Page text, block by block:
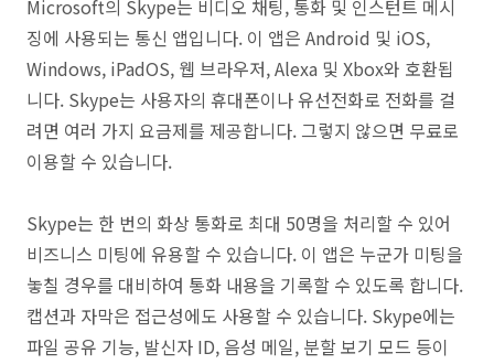
Microsoft의 Skype는 비디오 채팅, 통화 및 인스턴트 메시
징에 사용되는 통신 앱입니다. 이 앱은 Android 및 iOS,
Windows, iPadOS, 웹 브라우저, Alexa 및 Xbox와 호환됩
니다. Skype는 사용자의 휴대폰이나 유선전화로 전화를 걸
려면 여러 가지 요금제를 제공합니다. 그렇지 않으면 무료로
이용할 수 있습니다.
Skype는 한 번의 화상 통화로 최대 50명을 처리할 수 있어
비즈니스 미팅에 유용할 수 있습니다. 이 앱은 누군가 미팅을
놓칠 경우를 대비하여 통화 내용을 기록할 수 있도록 합니다.
캡션과 자막은 접근성에도 사용할 수 있습니다. Skype에는
파일 공유 기능, 발신자 ID, 음성 메일, 분할 보기 모드 등이